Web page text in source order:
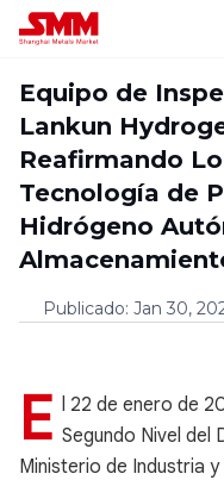
Equipo de
Lankun
Reafirmando
Tecnología de
Hidrógeno
Publicado: Jan 30,
E l 22 de enero de
Segundo Nivel del
Ministerio de Industria